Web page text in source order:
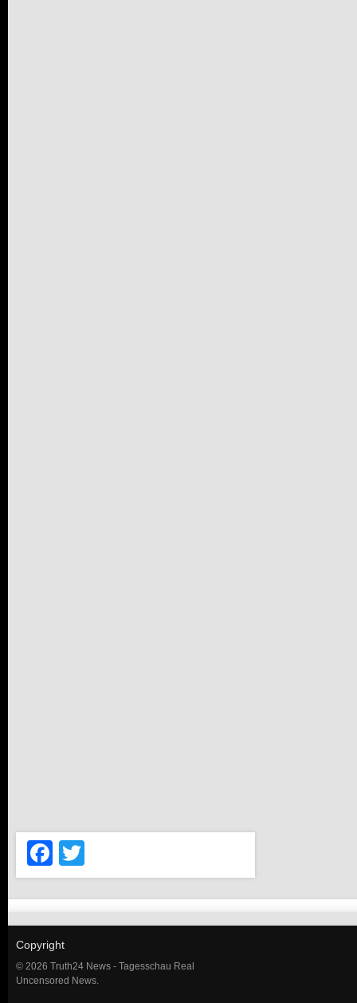
Facebook
Copyright
© 2026 Truth24 News - Tagesschau Real
Uncensored News.